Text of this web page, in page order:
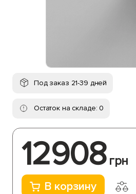
Под заказ 21-39 дней
Остаток на складе: 0
12908 грн
В корзину